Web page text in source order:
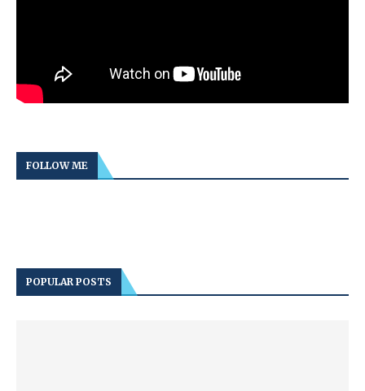
FOLLOW ME
POPULAR POSTS